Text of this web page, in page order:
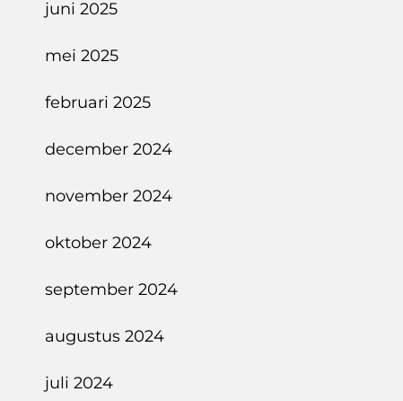
juni 2025
mei 2025
februari 2025
december 2024
november 2024
oktober 2024
september 2024
augustus 2024
juli 2024